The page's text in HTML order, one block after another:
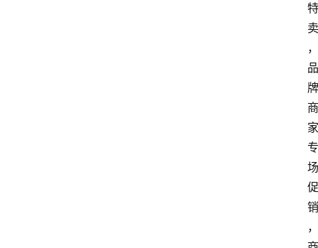
特
卖
，
品
牌
商
家
专
场
促
销
，